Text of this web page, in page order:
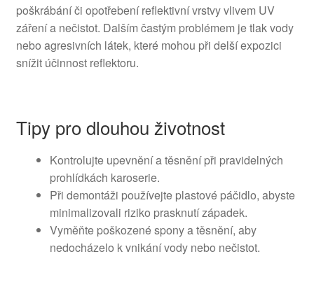
poškrábání či opotřebení reflektivní vrstvy vlivem UV
záření a nečistot. Dalším častým problémem je tlak vody
nebo agresivních látek, které mohou při delší expozici
snížit účinnost reflektoru.
Tipy pro dlouhou životnost
Kontrolujte upevnění a těsnění při pravidelných
prohlídkách karoserie.
Při demontáži používejte plastové páčidlo, abyste
minimalizovali riziko prasknutí západek.
Vyměňte poškozené spony a těsnění, aby
nedocházelo k vnikání vody nebo nečistot.